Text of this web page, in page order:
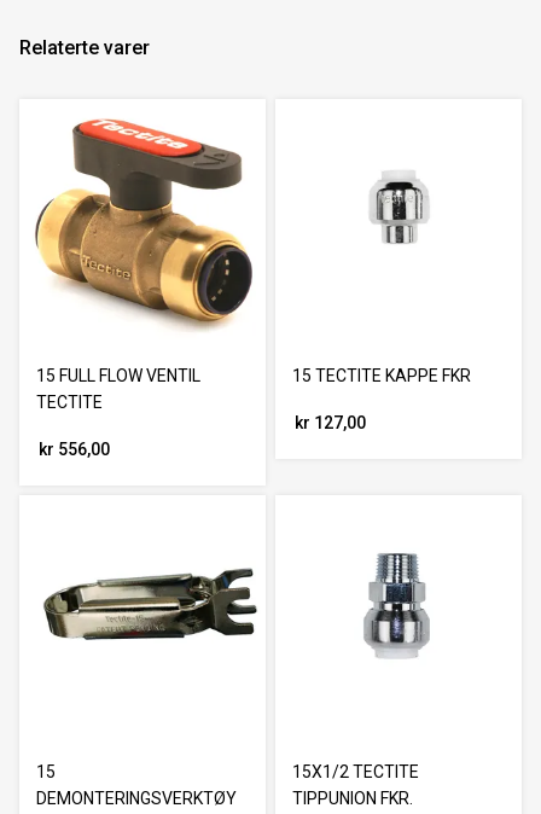
Relaterte varer
15 FULL FLOW VENTIL
TECTITE
kr 556,00
15 TECTITE KAPPE FKR
kr 127,00
15
DEMONTERINGSVERKTØY
15X1/2 TECTITE
TIPPUNION FKR.